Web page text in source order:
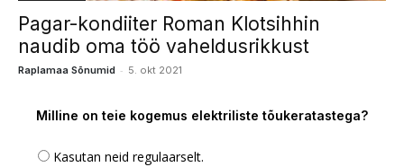
Pagar-kondiiter Roman Klotsihhin
naudib oma töö vaheldusrikkust
Raplamaa Sõnumid - 5. okt 2021
Milline on teie kogemus elektriliste tõukeratastega?
Kasutan neid regulaarselt.